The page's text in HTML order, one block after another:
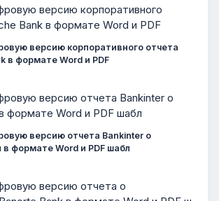
версию корпоративного отчета
в формате Word и PDF
версию отчета Bankinter о
формате Word и PDF шабл